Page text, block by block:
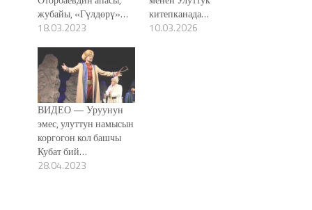
жубайы, «Гүлдөрү»…
18.03.2023
китепканада…
10.03.2026
ВИДЕО — Уруунун
эмес, улуттун намысын
коргогон кол башчы
Кубат бий…
28.04.2023